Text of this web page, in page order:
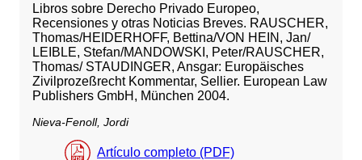
Libros sobre Derecho Privado Europeo,
Recensiones y otras Noticias Breves. RAUSCHER,
Thomas/HEIDERHOFF, Bettina/VON HEIN, Jan/
LEIBLE, Stefan/MANDOWSKI, Peter/RAUSCHER,
Thomas/ STAUDINGER, Ansgar: Europäisches
Zivilprozeßrecht Kommentar, Sellier. European Law
Publishers GmbH, München 2004.
Nieva-Fenoll, Jordi
Artículo completo (PDF)